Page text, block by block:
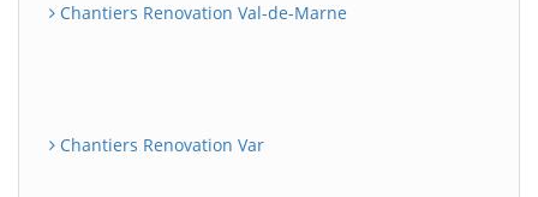
Chantiers Renovation Val-de-Marne
Chantiers Renovation Var